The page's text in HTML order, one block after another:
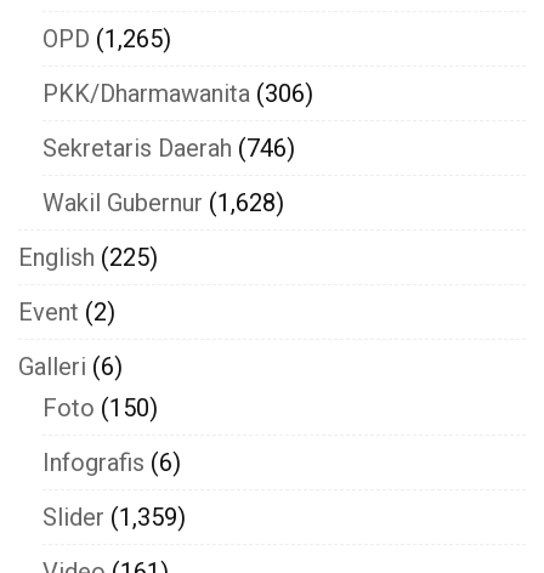
OPD (1,265)
PKK/Dharmawanita (306)
Sekretaris Daerah (746)
Wakil Gubernur (1,628)
English (225)
Event (2)
Galleri (6)
Foto (150)
Infografis (6)
Slider (1,359)